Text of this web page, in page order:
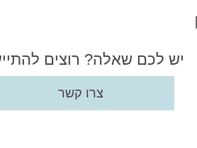
יש לכם שאלה? רוצים
צרו קשר